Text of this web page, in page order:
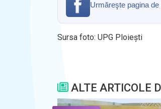
Urmăreşte pagina de
Sursa foto: UPG Ploiești
ALTE ARTICOLE